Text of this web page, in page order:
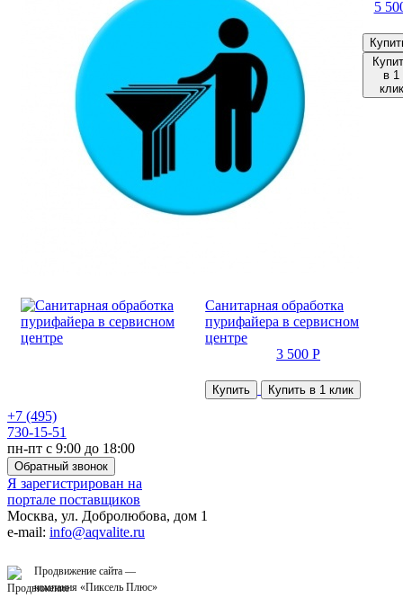
5
в 1
клик
Санитарная обработка
пурифайера в сервисном
центре
3 500 Р
Купить Купить в 1 клик
+7 (495)
730-15-51
пн-пт с 9:00 до 18:00
Обратный звонок
Я зарегистрирован на
портале поставщиков
Москва, ул. Добролюбова, дом 1
e-mail: info@aqvalite.ru
Продвижение сайта —
компания «Пиксель Плюс»